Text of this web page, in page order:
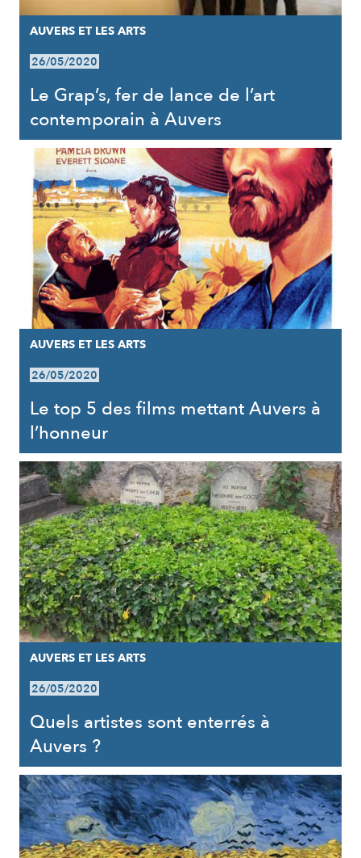
AUVERS ET LES ARTS
26/05/2020
Le Grap’s, fer de lance de l’art
contemporain à Auvers
AUVERS ET LES ARTS
26/05/2020
Le top 5 des films mettant Auvers à
l’honneur
AUVERS ET LES ARTS
26/05/2020
Quels artistes sont enterrés à
Auvers ?